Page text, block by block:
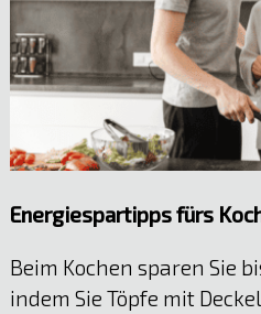
Energiespartipps fürs
Beim Kochen sparen Sie
indem Sie Töpfe mit